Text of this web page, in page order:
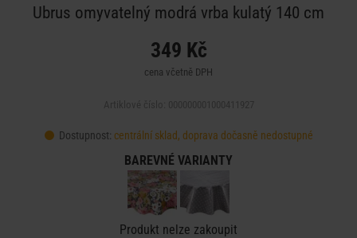
Ubrus omyvatelný modrá vrba kulatý 140 cm
349 Kč
cena včetně DPH
Dostupnost: centrální sklad, doprava dočasně nedostupné
BAREVNÉ VARIANTY
Produkt nelze zakoupit